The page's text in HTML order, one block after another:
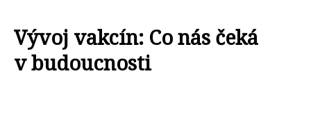
Vývoj vakcín: Co nás čeká
v budoucnosti